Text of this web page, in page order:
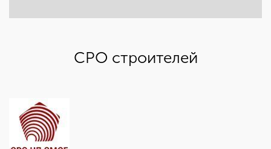
СРО строителей